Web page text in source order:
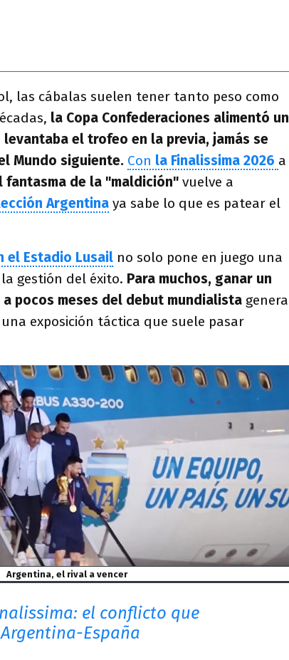
las cábalas suelen tener tanto peso como
la Copa Confederaciones alimentó un
el trofeo en la previa, jamás se
Mundo siguiente. Con la Finalissima 2026 a
fantasma de la "maldición" vuelve a
Argentina ya sabe lo que es patear el
el Estadio Lusail no solo pone en juego una
gestión del éxito. Para muchos, ganar un
pocos meses del debut mundialista genera
exposición táctica que suele pasar
Argentina, el rival a vencer
el conflicto que
España